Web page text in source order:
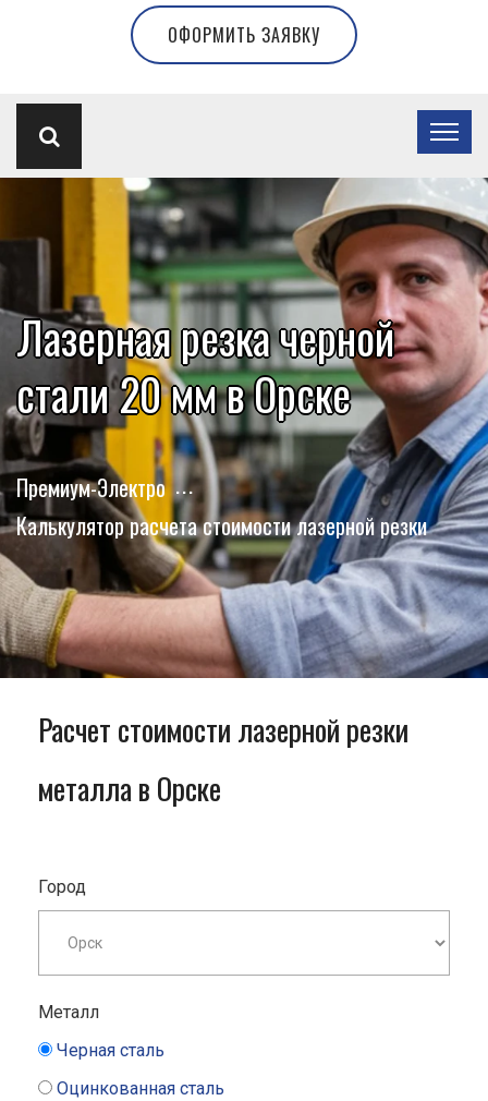
ОФОРМИТЬ ЗАЯВКУ
Лазерная резка черной
стали 20 мм в Орске
Премиум-Электро
Калькулятор расчета стоимости лазерной резки
Расчет стоимости лазерной резки
металла в Орске
Город
Металл
Черная сталь
Оцинкованная сталь